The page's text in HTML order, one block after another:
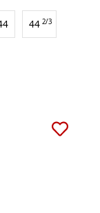
44 2/3